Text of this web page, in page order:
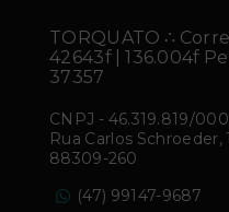
TORQUATO ∴
42643f | 136.004f
37357
CNPJ - 46.319.819/
Rua Carlos Schroeder,
88309-260
(47) 99147-9687